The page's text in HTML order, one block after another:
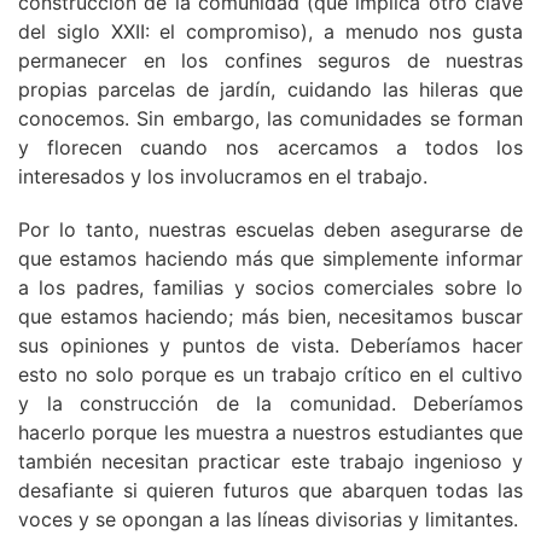
del siglo XXII: el compromiso), a menudo nos gusta
permanecer en los confines seguros de nuestras
propias parcelas de jardín, cuidando las hileras que
conocemos. Sin embargo, las comunidades se forman
y florecen cuando nos acercamos a todos los
interesados ​​y los involucramos en el trabajo.
Por lo tanto, nuestras escuelas deben asegurarse de
que estamos haciendo más que simplemente informar
a los padres, familias y socios comerciales sobre lo
que estamos haciendo; más bien, necesitamos buscar
sus opiniones y puntos de vista. Deberíamos hacer
esto no solo porque es un trabajo crítico en el cultivo
y la construcción de la comunidad. Deberíamos
hacerlo porque les muestra a nuestros estudiantes que
también necesitan practicar este trabajo ingenioso y
desafiante si quieren futuros que abarquen todas las
voces y se opongan a las líneas divisorias y limitantes.